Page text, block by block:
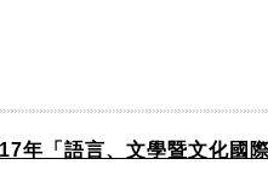
年「語言、文學暨文化國